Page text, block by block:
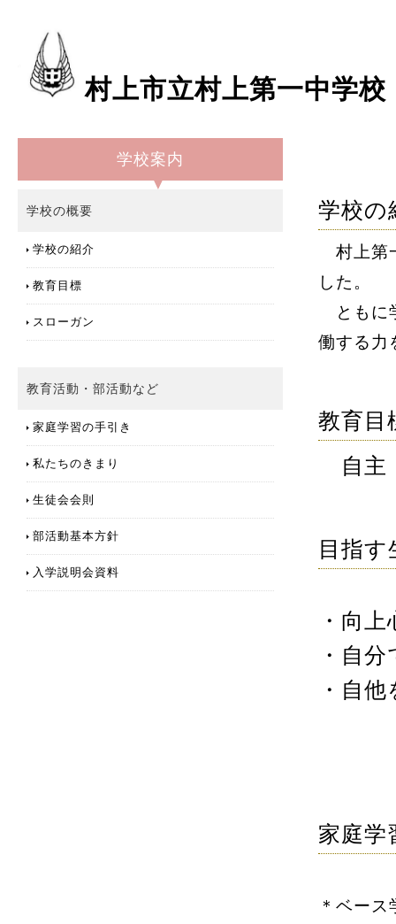
村上市立村上第一中学校
学校の
村上第
した。
ともに
働する力
教育目
自主
目指す
・向
・自
・自
家庭学
＊ベース
学校案内
学校の概要
学校の紹介
教育目標
スローガン
教育活動・部活動など
家庭学習の手引き
私たちのきまり
生徒会会則
部活動基本方針
入学説明会資料